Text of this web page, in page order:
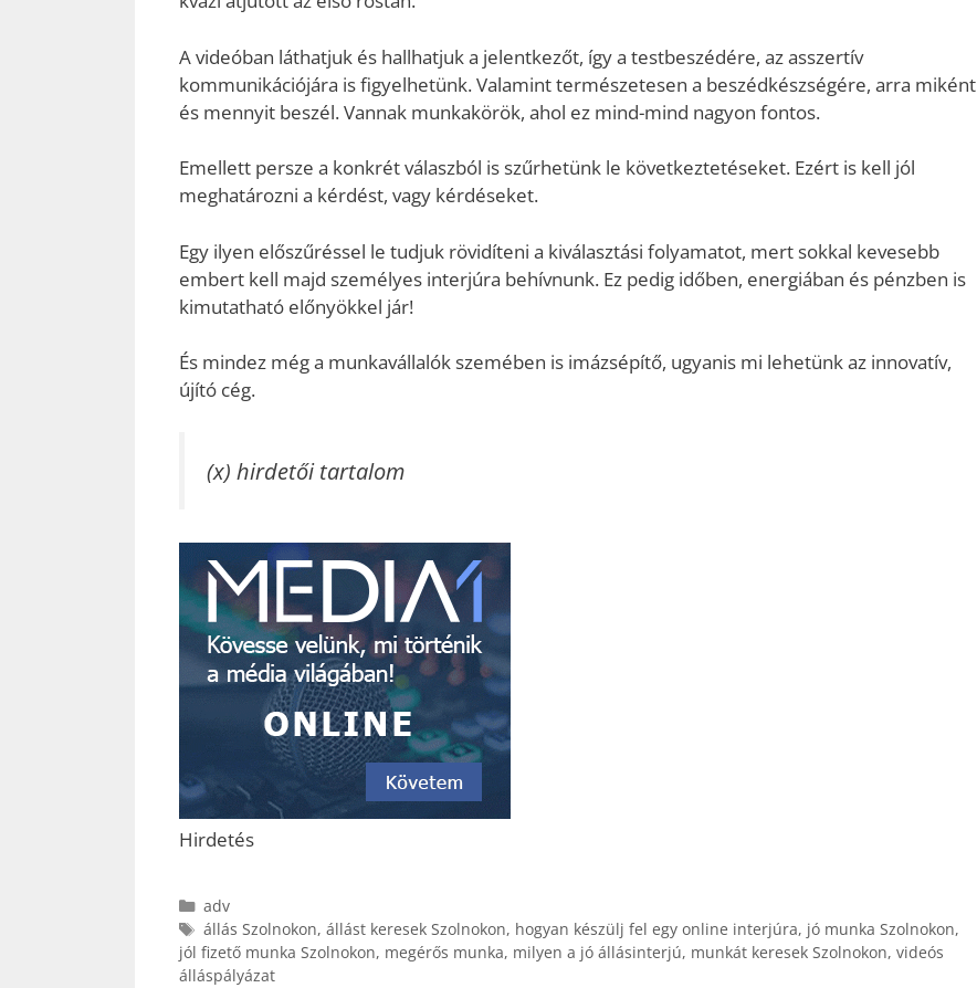
A videóban láthatjuk és hallhatjuk a jelentkezőt, így a testbeszédére, az asszertív
kommunikációjára is figyelhetünk. Valamint természetesen a beszédkészségére, arra miként
és mennyit beszél. Vannak munkakörök, ahol ez mind-mind nagyon fontos.
Emellett persze a konkrét válaszból is szűrhetünk le következtetéseket. Ezért is kell jól
meghatározni a kérdést, vagy kérdéseket.
Egy ilyen előszűréssel le tudjuk rövidíteni a kiválasztási folyamatot, mert sokkal kevesebb
embert kell majd személyes interjúra behívnunk. Ez pedig időben, energiában és pénzben is
kimutatható előnyökkel jár!
És mindez még a munkavállalók szemében is imázsépítő, ugyanis mi lehetünk az innovatív,
újító cég.
(x) hirdetői tartalom
Hirdetés
Kategória
adv
Címkék
állás Szolnokon, állást keresek Szolnokon, hogyan készülj fel egy online interjúra, jó munka Szolnokon,
jól fizető munka Szolnokon, megérős munka, milyen a jó állásinterjú, munkát keresek Szolnokon, videós
álláspályázat